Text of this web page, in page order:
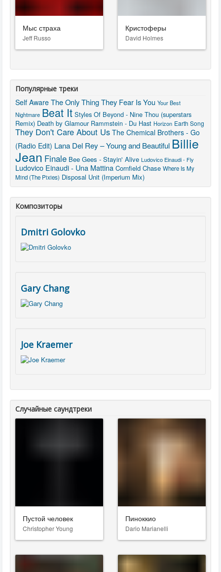
Мыс страха
Jeff Russo
Кристоферы
David Holmes
Популярные треки
Self Aware The Only Thing They Fear Is You Your Best
Nightmare Beat It Styles Of Beyond - Nine Thou (superstars
Remix) Death by Glamour Rammstein - Du Hast Horizon Earth Song
They Don't Care About Us The Chemical Brothers - Go
(Radio Edit) Lana Del Rey – Young and Beautiful Billie
Jean Finale Bee Gees - Stayin' Alive Ludovico Einaudi - Fly
Ludovico Einaudi - Una Mattina Cornfield Chase Where Is My
Mind (The Pixies) Disposal Unit (Imperium Mix)
Композиторы
Dmitri Golovko
Gary Chang
Joe Kraemer
Случайные саундтреки
Пустой человек
Christopher Young
Пиноккио
Dario Marianelli